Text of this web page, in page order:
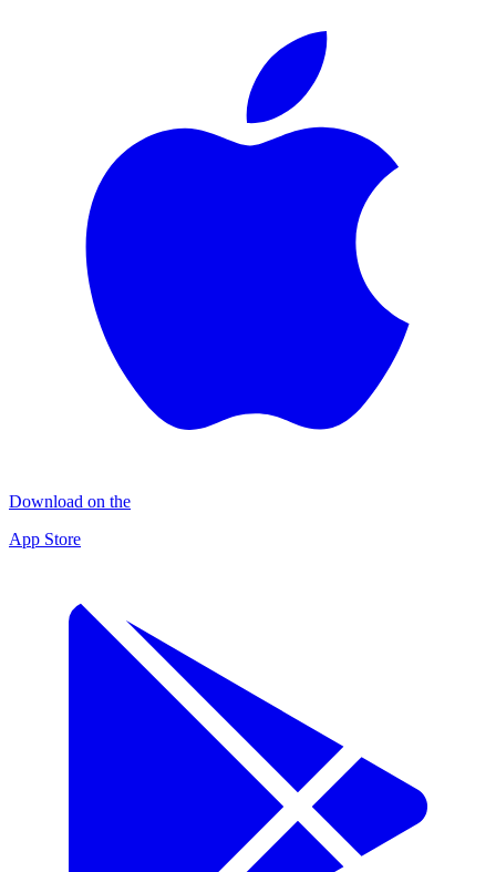
Download on the
App Store